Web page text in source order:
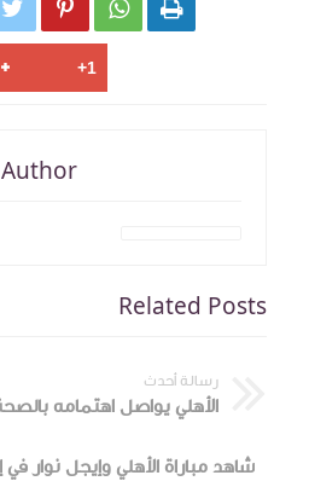
   
Author
Related Posts
رسالة أحدث